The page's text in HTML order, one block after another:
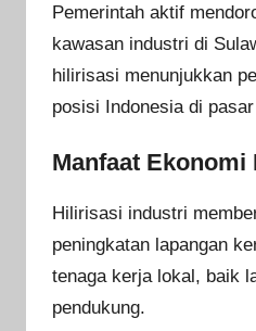
Pemerintah aktif
kawasan industri di
hilirisasi menunjukkan
posisi Indonesia di
Manfaat
Hilirisasi industri
peningkatan lapangan
tenaga kerja lokal, baik
pendukung.